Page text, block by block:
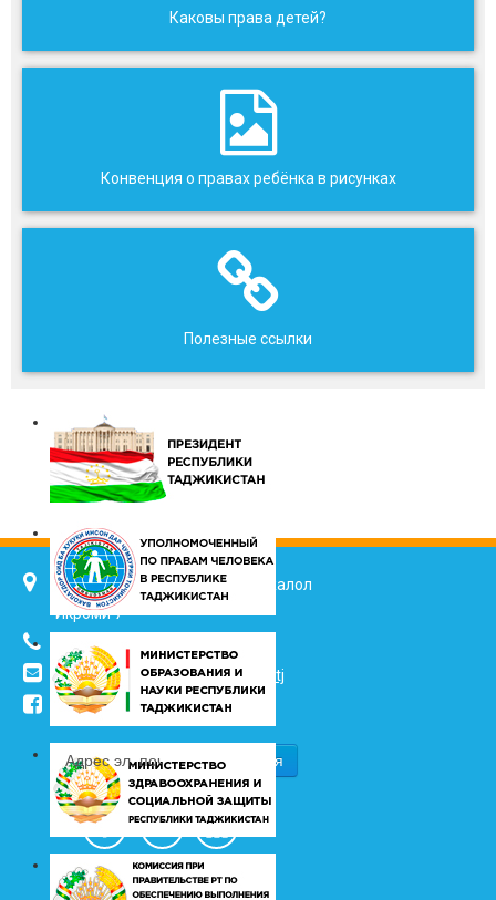
Каковы права детей?
Конвенция о правах ребёнка в рисунках
Полезные ссылки
734025, г. Душанбе, улица Джалол
Икроми 7
(+992 37) 2217352
info@vhk.tj
info@ombudsman.tj
/kudakon